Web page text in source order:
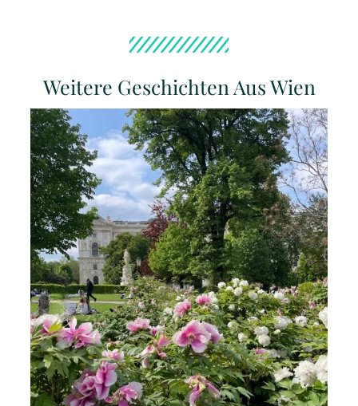
Weitere Geschichten Aus Wien